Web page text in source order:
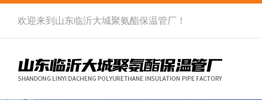
欢迎来到 山东临沂大城聚氨酯保温管厂 ！